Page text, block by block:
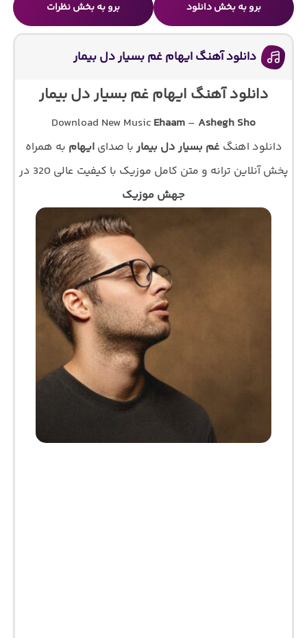
برو به بخش دانلود برو به بخش نظرات
دانلود آهنگ ایهام غم بسیار دل بیمار
دانلود آهنگ ایهام غم بسیار دل بیمار
Download New Music Ehaam – Ashegh Sho
دانلود اهنگ غم بسیار دل بیمار با صدایایهام به همراه
پخش آنلاین ترانه و متن کامل موزیک با کیفیت عالی 320 در
جهش موزیک